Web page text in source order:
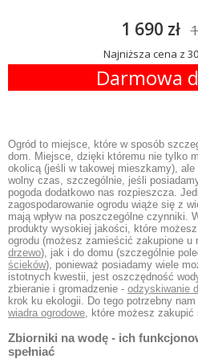
1 690 zł
Najniższa cena z
Darmowa
Ogród to miejsce, które w sposób
dom. Miejsce, dzięki któremu nie tylko
okolicą (jeśli w takowej mieszkamy),
wolny czas, szczególnie, jeśli
pogoda dodatkowo nas rozpieszcza.
zagospodarowanie ogrodu wiąże się z
mają wpływ na poszczególne czynniki.
produkty wysokiej jakości, które
ogrodu (możesz zamieścić zakupione u
drzewo), jak i do domu (szczególnie
ścieków), ponieważ posiadamy wiele
istotnych kwestii, jest oszczędność
zbieranie i gromadzenie - odzyskiwanie
krok ku ekologii. Do tego potrzebny
wiadra ogrodowe, które możesz zakupić
Zbiorniki na wodę - ich
spełniać